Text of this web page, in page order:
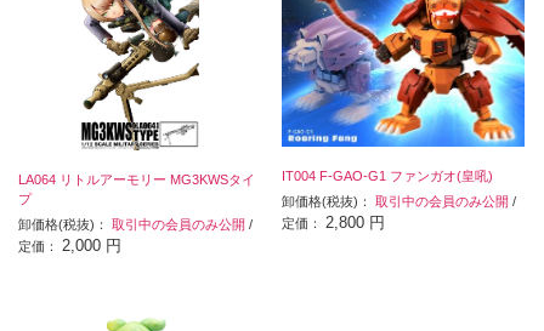
LA064 リトルアーモリー MG3KWSタイ
プ
卸価格(税抜)： 取引中の会員のみ公開 /
定価： 2,000 円
IT004 F-GAO-G1 ファンガオ(皇吼)
卸価格(税抜)：取引中の会員のみ公開 /
定価： 2,800 円